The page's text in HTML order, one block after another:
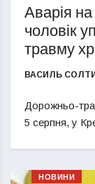
Аварія
чоловік
травму
ВАСИЛЬ
Дорожньо-
5 серпня, у
НОВИНИ